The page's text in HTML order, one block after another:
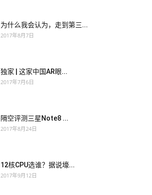
为什么我会认为，走到第三...
2017年8月7日
独家 | 这家中国AR眼...
2017年7月6日
隔空评测三星Note8 ...
2017年8月24日
12核CPU选谁？据说壕...
2017年9月12日